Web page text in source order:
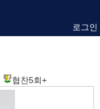
로그인
협찬5회+